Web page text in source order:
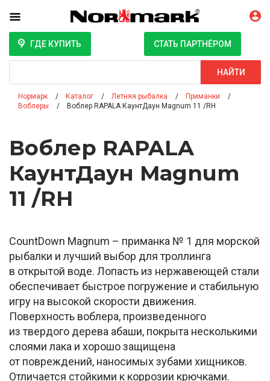
ГДЕ КУПИТЬ СТАТЬ ПАРТНЁРОМ
НАЙТИ
Нормарк Каталог Летняя рыбалка
Приманки
Воблеры
Воблер RAPALA КаунтДаун Magnum 11 /RH
Воблер RAPALA
КаунтДаун Magnum
11 /RH
CountDown Magnum – приманка № 1 для морской
рыбалки и лучший выбор для троллинга
в открытой воде. Лопасть из нержавеющей стали
обеспечивает быстрое погружение и стабильную
игру на высокой скорости движения.
Поверхность воблера, произведенного
из твердого дерева абаши, покрыта несколькими
слоями лака и хорошо защищена
от повреждений, наносимых зубами хищников.
Отличается стойкими к коррозии крючками.